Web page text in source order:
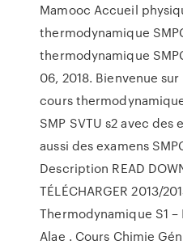
Mamooc Accueil
thermodynamique
thermodynamique
06, 2018. Bienvenue
cours
SMP SVTU s2 avec
aussi des examens
Description READ
TÉLÉCHARGER 2013/
Thermodynamique S1 –
Alae . Cours Chimie